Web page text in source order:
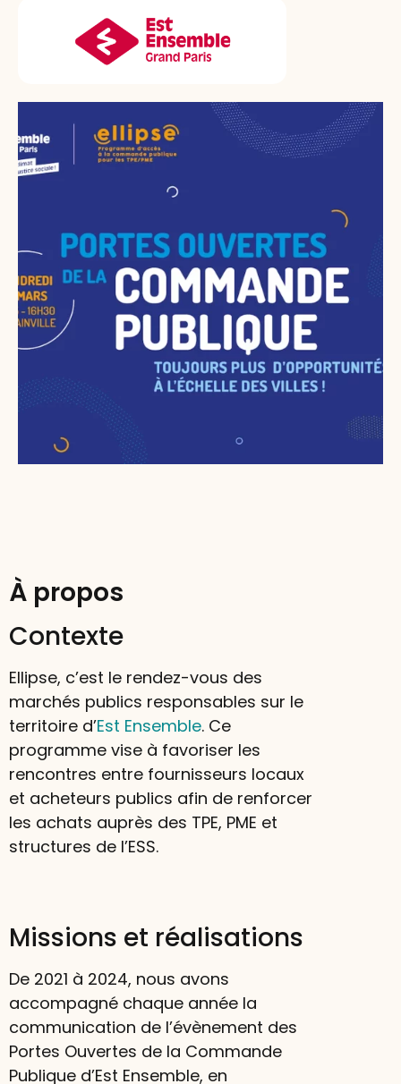
À propos
Contexte
Ellipse, c’est le rendez-vous des
marchés publics responsables sur le
territoire d’Est Ensemble. Ce
programme vise à favoriser les
rencontres entre fournisseurs locaux
et acheteurs publics afin de renforcer
les achats auprès des TPE, PME et
structures de l’ESS.
Missions et réalisations
De 2021 à 2024, nous avons
accompagné chaque année la
communication de l’évènement des
Portes Ouvertes de la Commande
Publique d’Est Ensemble, en